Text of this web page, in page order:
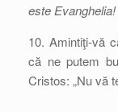
este Evanghelia!
10. Amintiţi-vă
că ne putem
Cristos: „Nu vă